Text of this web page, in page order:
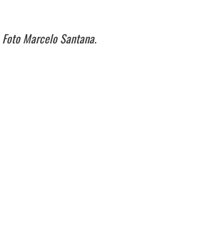
Marcelo Santana.